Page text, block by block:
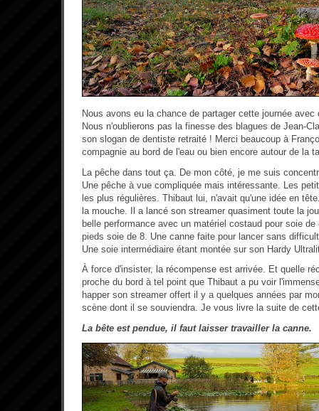
Nous avons eu la chance de partager cette journée
Nous n'oublierons pas la finesse des blagues de Jean-
son slogan de dentiste retraité ! Merci beaucoup à
compagnie au bord de l'eau ou bien encore autour de la
La pêche dans tout ça. De mon côté, je me suis
Une pêche à vue compliquée mais intéressante. Les
les plus régulières. Thibaut lui, n'avait qu'une idée en
la mouche. Il a lancé son streamer quasiment toute la
belle performance avec un matériel costaud pour soie de
pieds soie de 8. Une canne faite pour lancer sans
Une soie intermédiaire étant montée sur son Hardy
À force d'insister, la récompense est arrivée. Et quelle
proche du bord à tel point que Thibaut a pu voir
happer son streamer offert il y a quelques années par
scène dont il se souviendra. Je vous livre la suite de
La bête est pendue, il faut laisser travailler la canne.